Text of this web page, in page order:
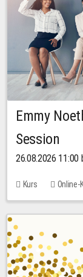
Emmy
Session
26.08.2026 11:00
Kurs Online-